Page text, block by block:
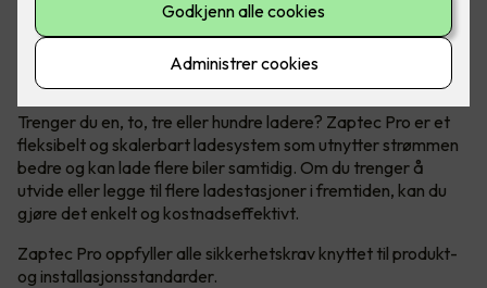
Når du trenger flere ladestasjoner
Zaptec Pro
Trenger du en, to, tre eller hundre ladere? Zaptec Pro er et
fleksibelt og skalerbart ladesystem som utnytter strømmen
bedre og kan lade flere biler samtidig. Om du trenger å
utvide eller legge til flere ladestasjoner i fremtiden, kan du
gjøre det enkelt og kostnadseffektivt.
Zaptec Pro oppfyller alle sikkerhetskrav knyttet til produkt-
og installasjonsstandarder.